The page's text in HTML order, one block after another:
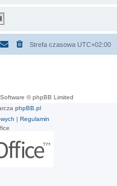
Strefa czasowa UTC+02:00
© phpBB Limited
phpBB.pl
| Regulamin